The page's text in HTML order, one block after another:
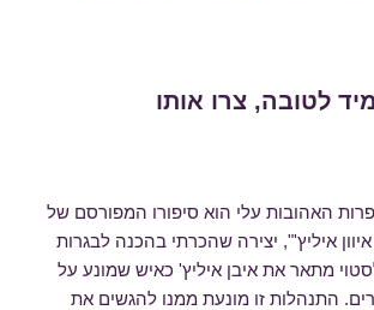
לטובה, צרו אותו
האהובות עלי הוא סיפורו המפורסם של
איליץ'", יצירה שהכרתי בהכנה לבגרות
מתאר את איבן איליץ' כאיש שמונע על
התנהלות זו מונעת ממנו להגשים את